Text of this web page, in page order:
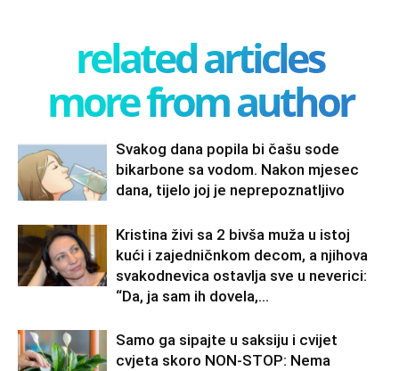
related articles
more from author
Svakog dana popila bi čašu sode
bikarbone sa vodom. Nakon mjesec
dana, tijelo joj je neprepoznatljivo
Kristina živi sa 2 bivša muža u istoj
kući i zajedničnkom decom, a njihova
svakodnevica ostavlja sve u neverici:
“Da, ja sam ih dovela,...
Samo ga sipajte u saksiju i cvijet
cvjeta skoro NON-STOP: Nema